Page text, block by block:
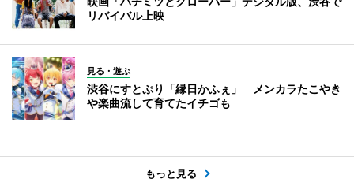
リバイバル上映
見る・遊ぶ
渋谷にすとぷり「縁日かふぇ」 メンカラたこやき
や楽曲流して育てたイチゴも
もっと見る